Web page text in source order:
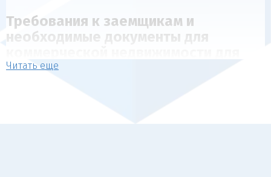
Требования к заемщикам и
необходимые документы для
коммерческой недвижимости
Читать еще